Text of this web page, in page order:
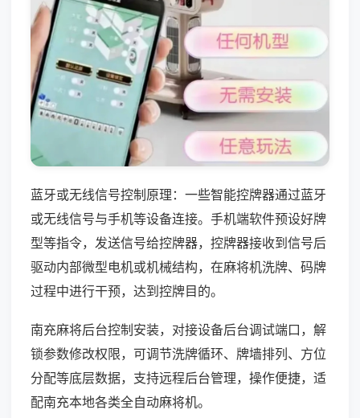
蓝牙或无线信号控制原理：一些智能控牌器通过蓝牙
或无线信号与手机等设备连接。手机端软件预设好牌
型等指令，发送信号给控牌器，控牌器接收到信号后
驱动内部微型电机或机械结构，在麻将机洗牌、码牌
过程中进行干预，达到控牌目的。
南充麻将后台控制安装，对接设备后台调试端口，解
锁参数修改权限，可调节洗牌循环、牌墙排列、方位
分配等底层数据，支持远程后台管理，操作便捷，适
配南充本地各类全自动麻将机。